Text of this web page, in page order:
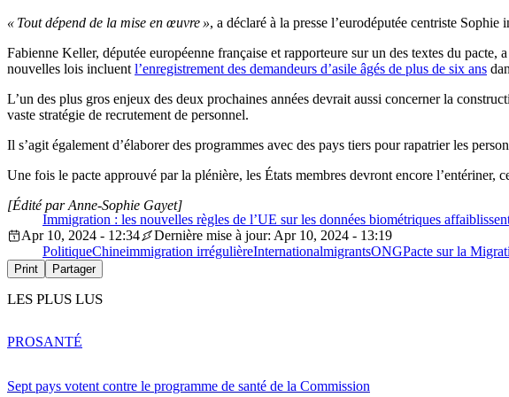
« Tout dépend de la mise en œuvre », a déclaré à la presse l’eurodéputée centriste
Fabienne Keller, députée européenne française et rapporteure sur un des textes du
nouvelles lois incluent l’enregistrement des demandeurs d’asile âgés de plus de six ans
L’un des plus gros enjeux des deux prochaines années devrait aussi concerner la
vaste stratégie de recrutement de personnel.
Il s’agit également d’élaborer des programmes avec des pays tiers pour rapatrier les
Une fois le pacte approuvé par la plénière, les États membres devront encore
Immigration : les nouvelles règles de l’UE sur les données biométriques
[Édité par Anne-Sophie Gayet]
Apr 10, 2024 - 12:34
Dernière mise à jour: Apr 10, 2024 - 13:19
PolitiqueChineimmigration irrégulièreInternationalmigrantsONGPacte sur la
Print Partager
LES PLUS LUS
Sept pays votent contre le programme de santé de la Commission
PROSANTÉ